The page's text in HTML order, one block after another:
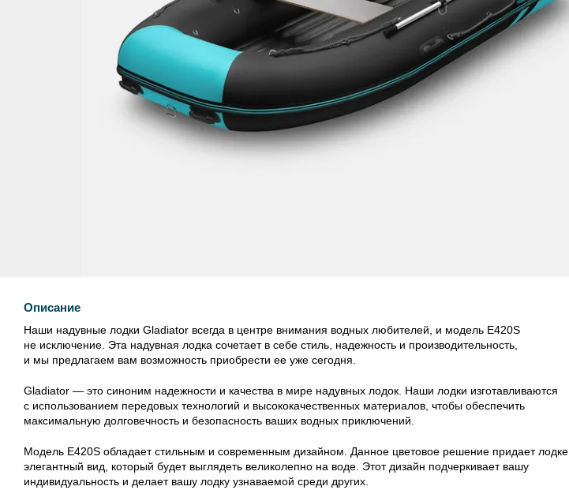
Описание
Наши надувные лодки Gladiator всегда в центре внимания водных любителей, и модель E420S
не исключение. Эта надувная лодка сочетает в себе стиль, надежность и производительность,
и мы предлагаем вам возможность приобрести ее уже сегодня.
Gladiator — это синоним надежности и качества в мире надувных лодок. Наши лодки изготавливаются
с использованием передовых технологий и высококачественных материалов, чтобы обеспечить
максимальную долговечность и безопасность ваших водных приключений.
Модель E420S обладает стильным и современным дизайном. Данное цветовое решение придает лодке
элегантный вид, который будет выглядеть великолепно на воде. Этот дизайн подчеркивает вашу
индивидуальность и делает вашу лодку узнаваемой среди других.